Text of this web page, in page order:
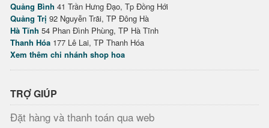
Quảng Bình 41 Trần Hưng Đạo, Tp Đồng Hới
Quảng Trị 92 Nguyễn Trãi, TP Đông Hà
Hà Tĩnh 54 Phan Đình Phùng, TP Hà Tĩnh
Thanh Hóa 177 Lê Lai, TP Thanh Hóa
Xem thêm chi nhánh shop hoa
TRỢ GIÚP
Đặt hàng và thanh toán qua web